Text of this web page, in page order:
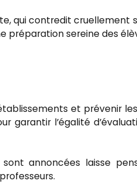
qui contredit
sereine des
et prévenir
garantir l’égalité
annoncées laisse